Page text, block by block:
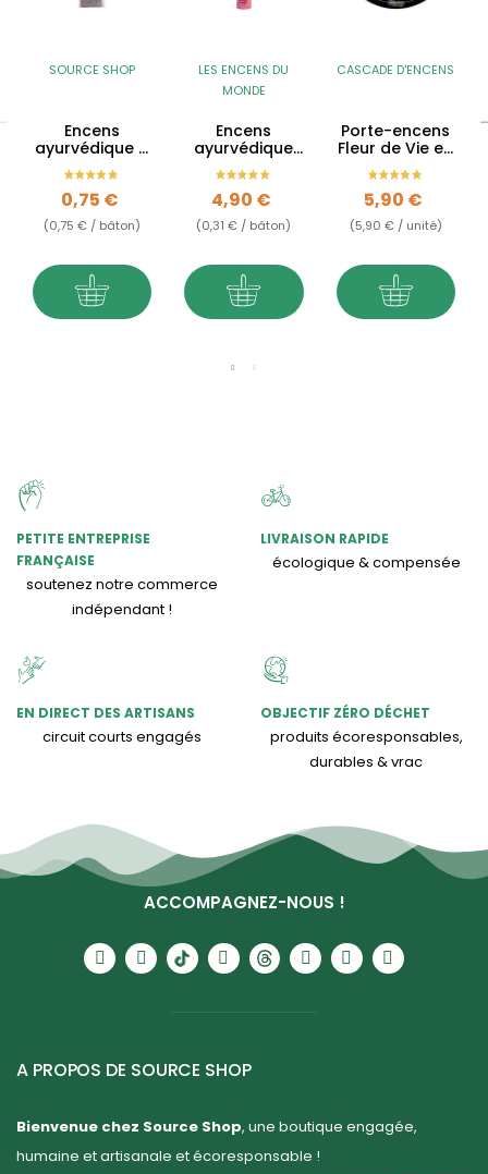
SOURCE SHOP
Encens
ayurvédique à
la Lavande
Prix
0,75 €
(0,75 € / bâton)
LES ENCENS DU
MONDE
Encens
ayurvédique
1er chakra -
santal rouge,
patchouli &
jasmin -...
Prix
4,90 €
(0,31 € / bâton)
CASCADE D'ENCENS
Porte-encens
Fleur de Vie en
pierre stéatite
Prix
5,90 €
(5,90 € / unité)
PETITE ENTREPRISE
FRANÇAISE
soutenez notre commerce
indépendant !
LIVRAISON RAPIDE
écologique & compensée
EN DIRECT DES ARTISANS
circuit courts engagés
OBJECTIF ZÉRO DÉCHET
produits écoresponsables,
durables & vrac
ACCOMPAGNEZ-NOUS !
A PROPOS DE SOURCE SHOP
Bienvenue chez Source Shop, une boutique engagée,
humaine et artisanale et écoresponsable !